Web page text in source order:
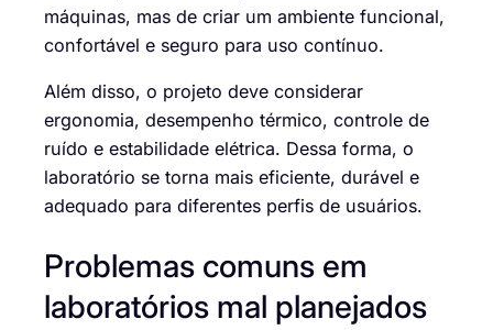
máquinas, mas de criar um ambiente funcional,
confortável e seguro para uso contínuo.
Além disso, o projeto deve considerar
ergonomia, desempenho térmico, controle de
ruído e estabilidade elétrica. Dessa forma, o
laboratório se torna mais eficiente, durável e
adequado para diferentes perfis de usuários.
Problemas comuns em
laboratórios mal planejados